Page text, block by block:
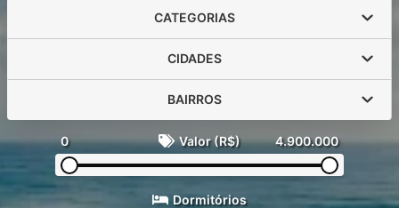
CATEGORIAS
CIDADES
BAIRROS
0 Valor (R$) 4.900.000
Dormitórios